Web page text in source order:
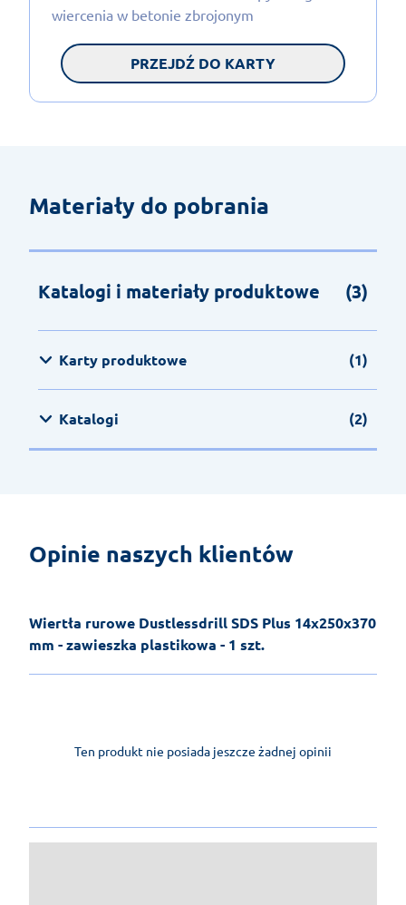
wiercenia w betonie zbrojonym
PRZEJDŹ DO KARTY
Materiały do pobrania
Katalogi i materiały produktowe (3)
Karty produktowe (1)
Katalogi (2)
Opinie naszych klientów
Wiertła rurowe Dustlessdrill SDS Plus 14x250x370
mm - zawieszka plastikowa - 1 szt.
Ten produkt nie posiada jeszcze żadnej opinii